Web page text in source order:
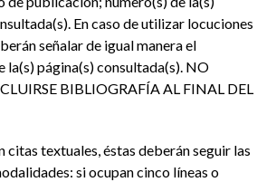
En caso de utilizar locuciones
señalar de igual manera el
la(s) página(s) consultada(s). NO
BIBLIOGRAFÍA AL FINAL DEL
citas textuales, éstas deberán seguir las
si ocupan cinco líneas o